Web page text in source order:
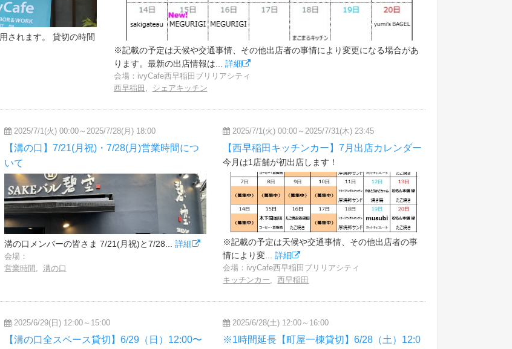
されます。 貸切の時間
※記載の予定は天候や交通事情、その他出店者の事情により変更になる場合があ
ります。最新の出店情報は... 詳細
会場：ivyCafe西早稲田ブリリアシティ
西早稲田 , シェアキッチン
2025/7/1(火) 00:00～2025/7/28(月) 18:00
【溝の口】7/21(月祝)・7/28(月)営業時間につ
いて
溝の口メンバーの皆さま 7/21(月祝)と7/28... 詳細
会場：
営業時間 , 溝の口
2025/7/1(火) 00:00～2025/7/31(木) 23:45
【西早稲田キッチンカー】7月出店カレンダー
今月は1店舗が初出店します！
※記載の予定は天候や交通事情、その他出店者の事
情により変...詳細
会場：ivyCafe西早稲田ブリリアシティ
キッチンカー,西早稲田
2025/6/29(日) 12:00～15:00
【溝の口全スペース貸切】6/29（日）12:00〜
2025/6/28(土) 12:00～16:00
※1時間延長【町屋一棟貸切】6/28（土）12:0